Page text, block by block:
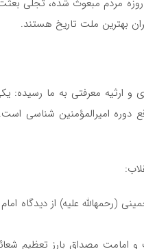
بهترین ملت تاریخ هستند.
و ارثیه معرفتی به ما رسیده:
علیه) از دیدگاه
دهه ولایت و امامت مصداق بارز